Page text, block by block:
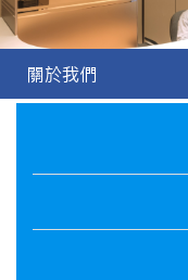
關於我們